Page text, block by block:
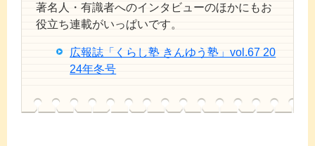
著名人・有識者へのインタビューのほかにもお
役立ち連載がいっぱいです。
広報誌「くらし塾 きんゆう塾」vol.67 20
24年冬号